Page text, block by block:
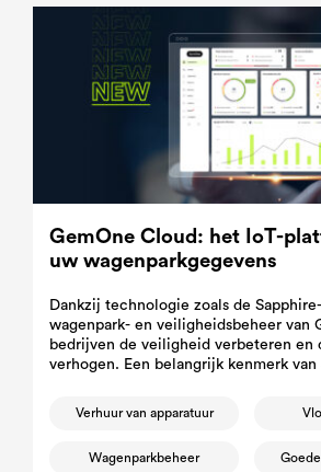
GemOne Cloud: het IoT-
uw wagenparkgegevens
Dankzij technologie zoals de
wagenpark- en veiligheidsbeheer van
bedrijven de veiligheid verbeteren en
verhogen. Een belangrijk kenmerk
Verhuur van apparatuur
Wagenparkbeheer